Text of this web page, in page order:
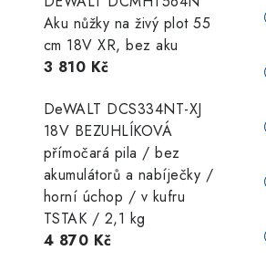
Aku nůžky na živý plot 55
cm 18V XR, bez aku
3 810 Kč
DeWALT DCS334NT-XJ
18V BEZUHLÍKOVÁ
přímočará pila / bez
akumulátorů a nabíječky /
horní úchop / v kufru
TSTAK / 2,1 kg
4 870 Kč